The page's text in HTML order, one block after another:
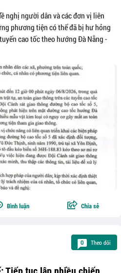
nghị người dân và các đơn vị liên
phương tiện có thể đã bị hư hỏng
cao tốc theo hướng Đà Nẵng -
Bình luận Chia sẻ
0 Theo dõi